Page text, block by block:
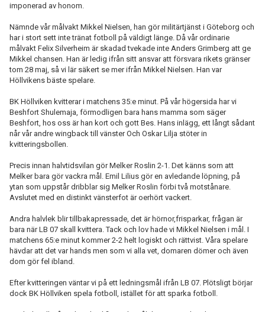
imponerad av honom.
Nämnde vår målvakt Mikkel Nielsen, han gör militärtjänst i Göteborg och
har i stort sett inte tränat fotboll på väldigt länge. Då vår ordinarie
målvakt Felix Silverheim är skadad tvekade inte Anders Grimberg att ge
Mikkel chansen. Han är ledig ifrån sitt ansvar att försvara rikets gränser
tom 28 maj, så vi lär säkert se mer ifrån Mikkel Nielsen. Han var
Höllvikens bäste spelare.
BK Höllviken kvitterar i matchens 35:e minut. På vår högersida har vi
Beshfort Shulemaja, förmodligen bara hans mamma som säger
Beshfort, hos oss är han kort och gott Bes. Hans inlägg, ett långt sådant
når vår andre wingback till vänster Och Oskar Lilja stöter in
kvitteringsbollen.
Precis innan halvtidsvilan gör Melker Roslin 2-1. Det känns som att
Melker bara gör vackra mål. Emil Lilius gör en avledande löpning, på
ytan som uppstår dribblar sig Melker Roslin förbi två motstånare.
Avslutet med en distinkt vänsterfot är oerhört vackert.
Andra halvlek blir tillbakapressade, det är hörnor,frisparkar, frågan är
bara när LB 07 skall kvittera. Tack och lov hade vi Mikkel Nielsen i mål. I
matchens 65:e minut kommer 2-2 helt logiskt och rättvist. Våra spelare
hävdar att det var hands men som vi alla vet, domaren dömer och även
dom gör fel ibland.
Efter kvitteringen väntar vi på ett ledningsmål ifrån LB 07. Plötsligt börjar
dock BK Höllviken spela fotboll, istället för att sparka fotboll.